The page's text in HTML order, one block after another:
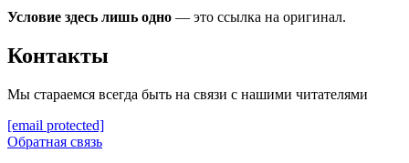
Условие здесь лишь одно — это ссылка на оригинал.
Контакты
Мы стараемся всегда быть на связи с нашими читателями
[email protected]
Обратная связь